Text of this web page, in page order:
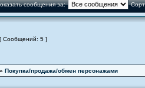
сообщения за:
[ Сообщений: 5 ]
» Покупка/продажа/обмен персонажами